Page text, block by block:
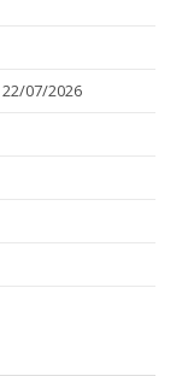
22/07/2026